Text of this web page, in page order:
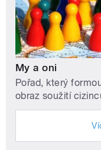
My a oni
Pořad, který
obraz soužití